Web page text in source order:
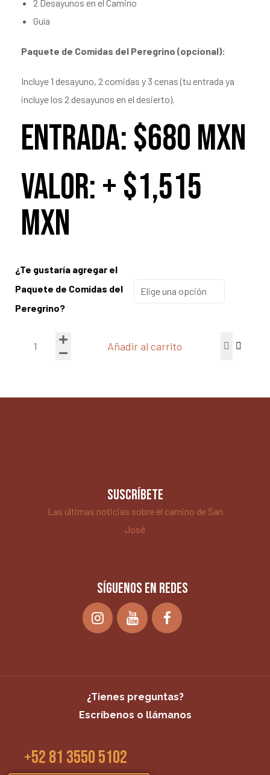
2 Desayunos en el Camino
Guía
Paquete de Comidas del Peregrino (opcional):
Incluye 1 desayuno, 2 comidas y 3 cenas (tu entrada ya
incluye los 2 desayunos en el desierto).
Entrada: $680 mxn
Valor: + $1,515
mxn
¿Te gustaría agregar el
Paquete de Comidas del
Peregrino?
Añadir al carrito
SUSCRÍBETE
Las últimas noticias sobre el camino de San
José
SÍGUENOS EN REDES
¿Tienes preguntas?
Escríbenos o llámanos
+52 81 3550 5102